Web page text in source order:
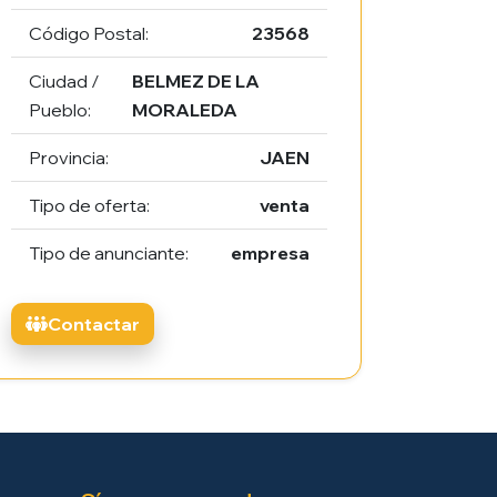
Código Postal: 23568
Ciudad /
Pueblo:
BELMEZ DE LA
MORALEDA
Provincia: JAEN
Tipo de oferta: venta
Tipo de anunciante: empresa
Contactar